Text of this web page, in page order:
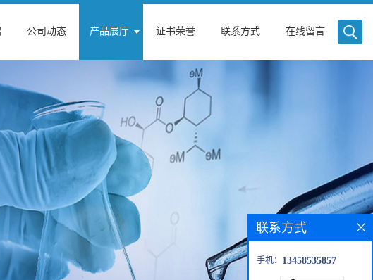
公司动态 产品展厅 证书荣誉 联系方式 在线留言
联系方式
手机： 13458535857